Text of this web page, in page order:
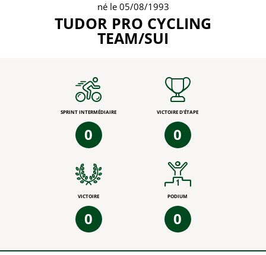
né le 05/08/1993
TUDOR PRO CYCLING
TEAM/SUI
SPRINT INTERMÉDIAIRE
0
VICTOIRE D'ÉTAPE
0
VICTOIRE
0
PODIUM
0